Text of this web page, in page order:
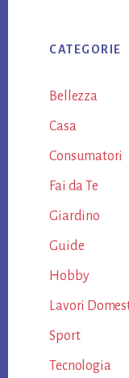
CATEGORIE
Bellezza
Casa
Consumatori
Fai da Te
Giardino
Guide
Hobby
Lavori
Sport
Tecnologia